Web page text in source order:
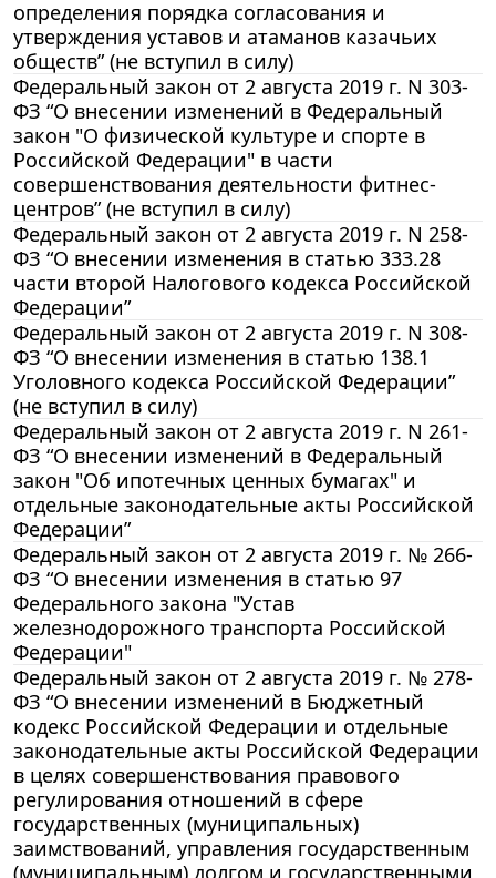
определения порядка согласования и
утверждения уставов и атаманов казачьих
обществ” (не вступил в силу)
Федеральный закон от 2 августа 2019 г. N 303-
ФЗ “О внесении изменений в Федеральный
закон "О физической культуре и спорте в
Российской Федерации" в части
совершенствования деятельности фитнес-
центров” (не вступил в силу)
Федеральный закон от 2 августа 2019 г. N 258-
ФЗ “О внесении изменения в статью 333.28
части второй Налогового кодекса Российской
Федерации”
Федеральный закон от 2 августа 2019 г. N 308-
ФЗ “О внесении изменения в статью 138.1
Уголовного кодекса Российской Федерации”
(не вступил в силу)
Федеральный закон от 2 августа 2019 г. N 261-
ФЗ “О внесении изменений в Федеральный
закон "Об ипотечных ценных бумагах" и
отдельные законодательные акты Российской
Федерации”
Федеральный закон от 2 августа 2019 г. № 266-
ФЗ “О внесении изменения в статью 97
Федерального закона "Устав
железнодорожного транспорта Российской
Федерации"
Федеральный закон от 2 августа 2019 г. № 278-
ФЗ “О внесении изменений в Бюджетный
кодекс Российской Федерации и отдельные
законодательные акты Российской Федерации
в целях совершенствования правового
регулирования отношений в сфере
государственных (муниципальных)
заимствований, управления государственным
(муниципальным) долгом и государственными